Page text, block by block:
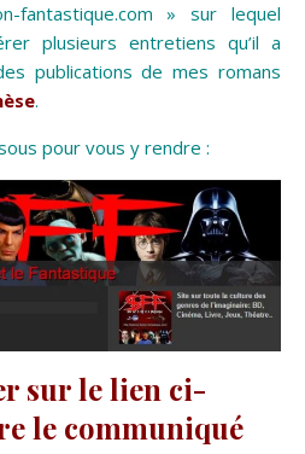
fantastique.com » sur lequel
plusieurs entretiens qu’il a
publications de mes romans
.
pour vous y rendre :
sur le lien ci-
le communiqué